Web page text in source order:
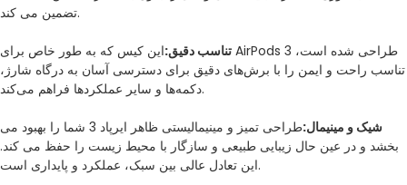
تضمین می کند.
تناسب دقیق:این کیس که به طور خاص برای AirPods 3 طراحی شده است،
تناسب راحت و ایمن را با برش‌های دقیق برای دسترسی آسان به درگاه شارژ،
دکمه‌ها و سایر عملکردها فراهم می‌کند.
شیک و مینیمال:
طراحی تمیز و مینیمالیستی ظاهر ایرپاد 3 شما را بهبود می
بخشد و در عین حال زیبایی طبیعی و سازگار با محیط زیست را حفظ می کند.
این تعادل عالی بین سبک، عملکرد و پایداری است.